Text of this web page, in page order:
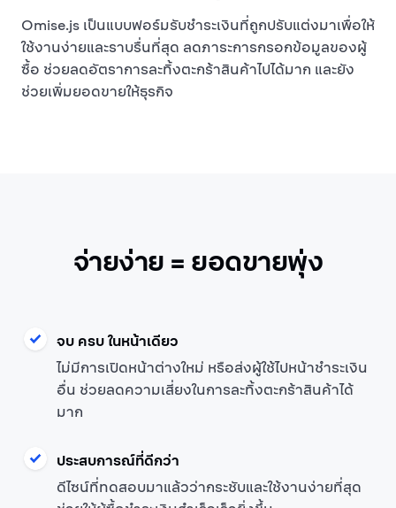
Omise.js เป็นแบบฟอร์มรับชำระเงินที่ถูกปรับแต่งมาเพื่อให้
ใช้งานง่ายและราบรื่นที่สุด ลดภาระการกรอกข้อมูลของผู้
ซื้อ ช่วยลดอัตราการละทิ้งตะกร้าสินค้าไปได้มาก และยัง
ช่วยเพิ่มยอดขายให้ธุรกิจ
จ่ายง่าย = ยอดขายพุ่ง
จบ ครบ ในหน้าเดียว
ไม่มีการเปิดหน้าต่างใหม่ หรือส่งผู้ใช้ไปหน้าชำระเงิน
อื่น ช่วยลดความเสี่ยงในการละทิ้งตะกร้าสินค้าได้
มาก
ประสบการณ์ที่ดีกว่า
ดีไซน์ที่ทดสอบมาแล้วว่ากระชับและใช้งานง่ายที่สุด